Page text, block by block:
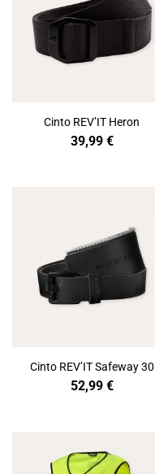
Cinto REV’IT Heron
39,99 €
Cinto REV’IT Safeway 30
52,99 €